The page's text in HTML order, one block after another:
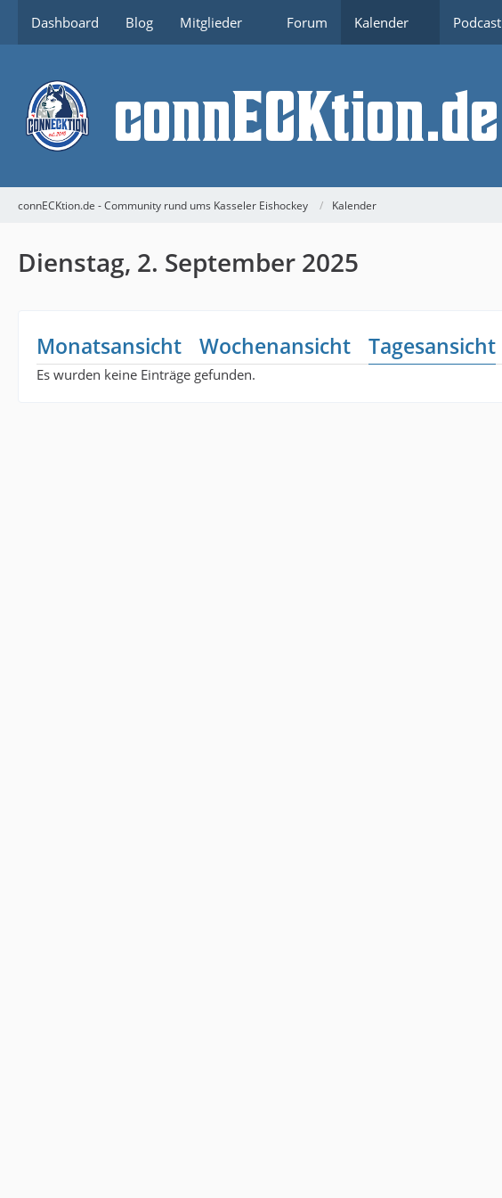
Dashboard Blog Mitglieder Forum Kalender Podcast
connECKtion.de - Community rund ums Kasseler Eishockey Kalender
Dienstag, 2. September 2025
Monatsansicht Wochenansicht Tagesansicht
Es wurden keine Einträge gefunden.